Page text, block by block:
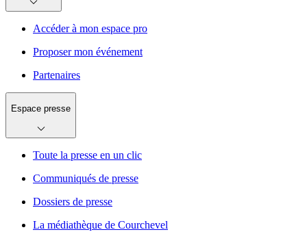
Accéder à mon espace pro
Proposer mon événement
Partenaires
Espace presse
Toute la presse en un clic
Communiqués de presse
Dossiers de presse
La médiathèque de Courchevel